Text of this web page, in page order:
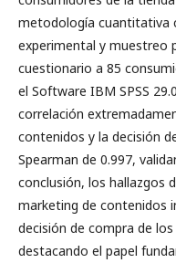
metodología cuantitativa
experimental y muestreo
cuestionario a 85
el Software IBM SPSS
correlación
contenidos y la decisión
Spearman de 0.997,
conclusión, los hallazgos
marketing de contenidos
decisión de compra de
destacando el papel